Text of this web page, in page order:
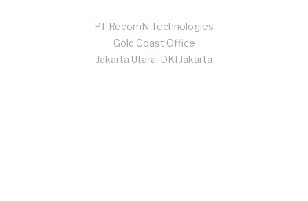
PT RecomN Technologies
Gold Coast Office
Jakarta Utara, DKI Jakarta